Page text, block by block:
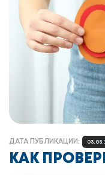
ДАТА ПУБЛИКАЦИИ:
КАК